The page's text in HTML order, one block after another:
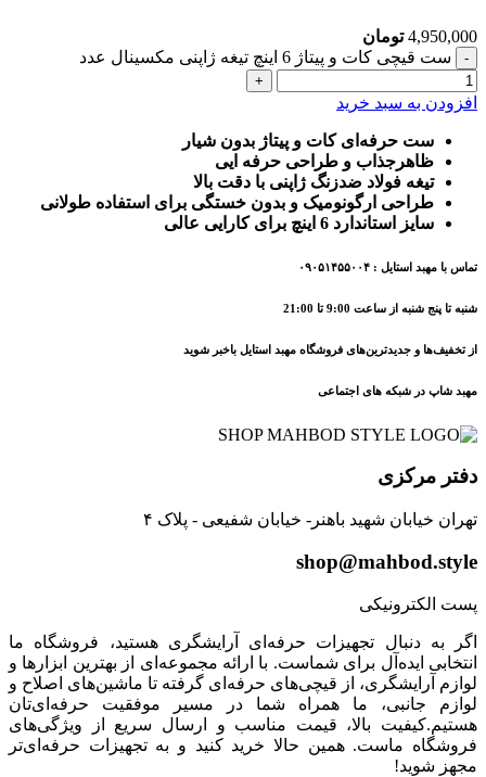
4,950,000 تومان
ست قیچی کات و پیتاژ 6 اینچ تیغه ژاپنی مکسینال عدد
افزودن به سبد خرید
ست حرفه‌ای کات و پیتاژ بدون شیار
ظاهرجذاب و طراحی حرفه ایی
تیغه فولاد ضدزنگ ژاپنی با دقت بالا
طراحی ارگونومیک و بدون خستگی برای استفاده طولانی
سایز استاندارد 6 اینچ برای کارایی عالی
تماس با مهبد استایل : ۰۹۰۵۱۴۵۵۰۰۴
شنبه تا پنج شنبه از ساعت 9:00 تا 21:00
از تخفیف‌ها و جدیدترین‌های فروشگاه مهبد استایل باخبر شوید
مهبد شاپ در شبکه های اجتماعی
دفتر مرکزی
تهران خیابان شهید باهنر- خیابان شفیعی - پلاک ۴
shop@mahbod.style
پست الکترونیکی
اگر به دنبال تجهیزات حرفه‌ای آرایشگری هستید، فروشگاه ما
انتخابی ایده‌آل برای شماست. با ارائه مجموعه‌ای از بهترین ابزارها و
لوازم آرایشگری، از قیچی‌های حرفه‌ای گرفته تا ماشین‌های اصلاح و
لوازم جانبی، ما همراه شما در مسیر موفقیت حرفه‌ای‌تان
هستیم.کیفیت بالا، قیمت مناسب و ارسال سریع از ویژگی‌های
فروشگاه ماست. همین حالا خرید کنید و به تجهیزات حرفه‌ای‌تر
مجهز شوید!